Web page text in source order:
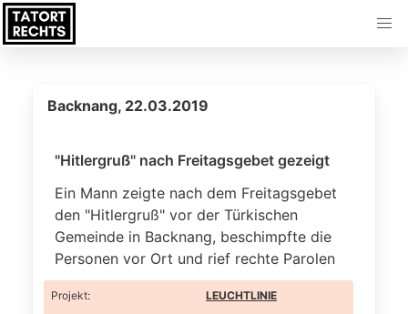
Backnang, 22.03.2019
"Hitlergruß" nach Freitagsgebet gezeigt
Ein Mann zeigte nach dem Freitagsgebet
den "Hitlergruß" vor der Türkischen
Gemeinde in Backnang, beschimpfte die
Personen vor Ort und rief rechte Parolen
Projekt: LEUCHTLINIE